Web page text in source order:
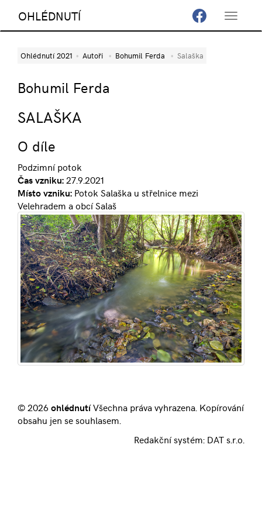
Toggle
OHLÉDNUTÍ
Ohlédnutí 2021 Autoři Bohumil Ferda Salaška
Bohumil Ferda
SALAŠKA
O díle
Podzimní potok
Čas vzniku: 27.9.2021
Místo vzniku: Potok Salaška u střelnice mezi
Velehradem a obcí Salaš
© 2026ohlédnutíVšechna práva vyhrazena. Kopírování
obsahu jen se souhlasem.
Redakční systém: DAT s.r.o.